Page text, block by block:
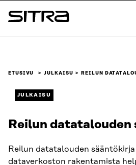
Siirry
suoraan
Sitra
ETUSIVU JULKAISU REILUN
JULKAISU
Reilun
Reilun datatalouden sääntökirja
dataverkoston rakentamista